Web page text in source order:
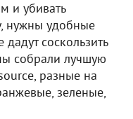
и убивать
нужны удобные
соскользить
собрали лучшую
разные на
зеленые,